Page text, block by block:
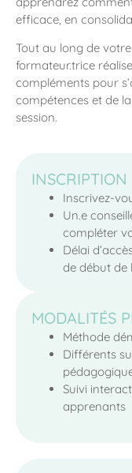
efficace, en
Tout au long de
formateur.trice
compléments pour
compétences et de
session.
INSCRIPTION
Inscrivez-
Un.e
compléter
Délai
de début de
MODALITÉS
Méthode
Différents
Suivi
apprenants